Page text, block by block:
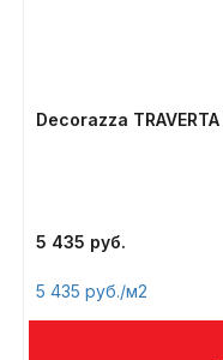
Decorazza
5 435
5 435 /м2